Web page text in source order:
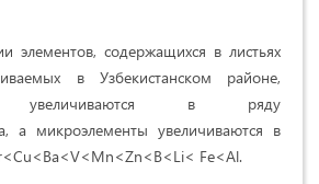
элементов, содержащихся в листьях
в Узбекистанском районе,
увеличиваются в ряду
а микроэлементы увеличиваются в
Fe<Al.